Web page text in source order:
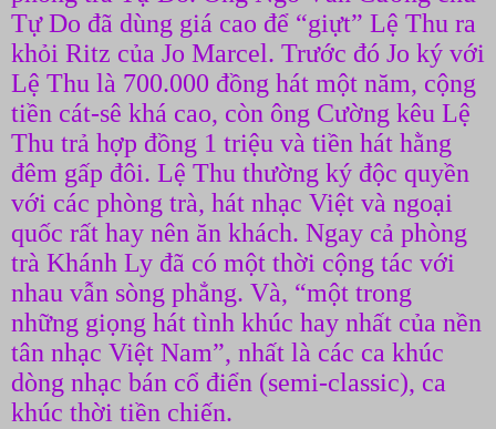
Tự Do đã dùng giá cao để “giựt” Lệ Thu ra
khỏi Ritz của Jo Marcel. Trước đó Jo ký với
Lệ Thu là 700.000 đồng hát một năm, cộng
tiền cát-sê khá cao, còn ông Cường kêu Lệ
Thu trả hợp đồng 1 triệu và tiền hát hằng
đêm gấp đôi. Lệ Thu thường ký độc quyền
với các phòng trà, hát nhạc Việt và ngoại
quốc rất hay nên ăn khách. Ngay cả phòng
trà Khánh Ly đã có một thời cộng tác với
nhau vẫn sòng phẳng. Và, “một trong
những giọng hát tình khúc hay nhất của nền
tân nhạc Việt Nam”, nhất là các ca khúc
dòng nhạc bán cổ điển (semi-classic), ca
khúc thời tiền chiến.